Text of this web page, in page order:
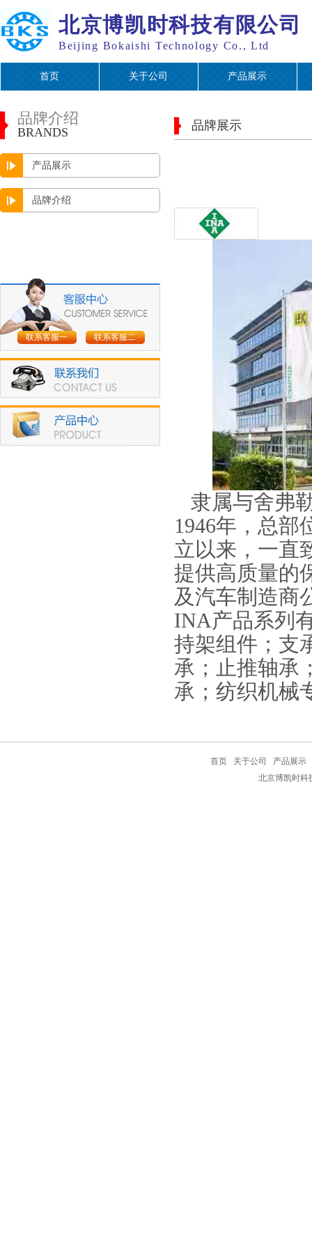
北京博凯时科技有限公司
Beijing Bokaishi Technology Co., Ltd
首页 关于公司 产品展示
品牌介绍
BRANDS
产品展示
品牌介绍
联系客服一 联系客服二
品牌展示
隶属与舍弗
1946年，总部
立以来，一直
提供高质量的
及汽车制造商
INA产品系列
持架组件；支
承；止推轴承
承；纺织机械
首页 关于公司
产品展示
北京博凯时科